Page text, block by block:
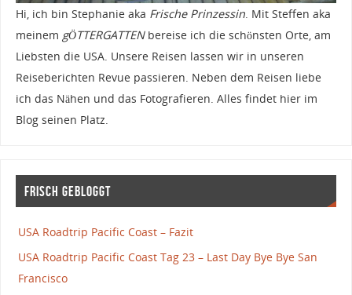
Hi, ich bin Stephanie aka Frische Prinzessin. Mit Steffen aka
meinem gÖTTERGATTENbereise ich die schönsten Orte, am
Liebsten die USA. Unsere Reisen lassen wir in unseren
Reiseberichten Revue passieren. Neben dem Reisen liebe
ich das Nähen und das Fotografieren. Alles findet hier im
Blog seinen Platz.
Frisch gebloggt
USA Roadtrip Pacific Coast – Fazit
USA Roadtrip Pacific Coast Tag 23 – Last Day Bye Bye San
Francisco